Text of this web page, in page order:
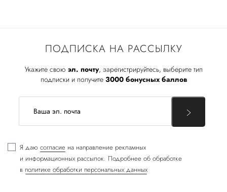
ПОДПИСКА НА РАССЫЛКУ
Укажите свою эл. почту, зарегистрируйтесь, выберите тип
подписки и получите 3000 бонусных баллов
Я даю согласие на направление рекламных
и информационных рассылок. Подробнее об обработке
в политике обработки персональных данных